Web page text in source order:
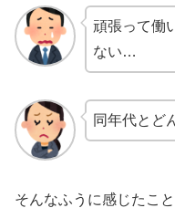
頑張って働
ない…
同年代とど
そんなふうに感じたこ